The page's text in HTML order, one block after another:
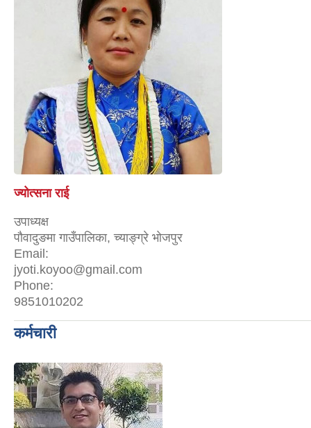
ज्योत्सना राई
उपाध्यक्ष
पौवादुङमा गाउँपालिका, च्याङ्ग्रे भोजपुर
Email:
jyoti.koyoo@gmail.com
Phone:
9851010202
कर्मचारी